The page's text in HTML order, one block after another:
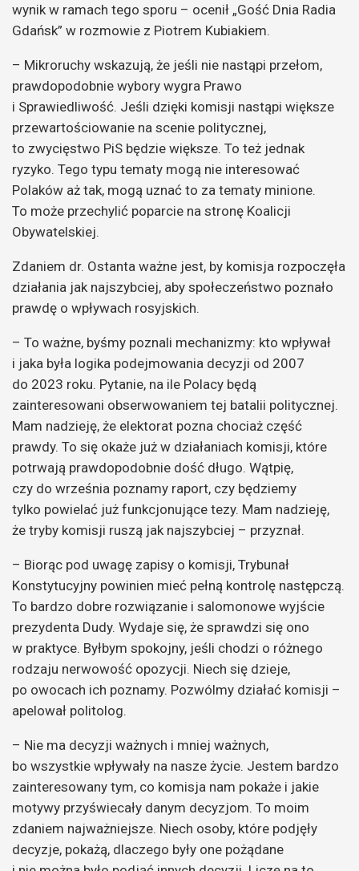
wynik w ramach tego sporu – ocenił „Gość Dnia Radia
Gdańsk” w rozmowie z Piotrem Kubiakiem.
– Mikroruchy wskazują, że jeśli nie nastąpi przełom,
prawdopodobnie wybory wygra Prawo
i Sprawiedliwość. Jeśli dzięki komisji nastąpi większe
przewartościowanie na scenie politycznej,
to zwycięstwo PiS będzie większe. To też jednak
ryzyko. Tego typu tematy mogą nie interesować
Polaków aż tak, mogą uznać to za tematy minione.
To może przechylić poparcie na stronę Koalicji
Obywatelskiej.
Zdaniem dr. Ostanta ważne jest, by komisja rozpoczęła
działania jak najszybciej, aby społeczeństwo poznało
prawdę o wpływach rosyjskich.
– To ważne, byśmy poznali mechanizmy: kto wpływał
i jaka była logika podejmowania decyzji od 2007
do 2023 roku. Pytanie, na ile Polacy będą
zainteresowani obserwowaniem tej batalii politycznej.
Mam nadzieję, że elektorat pozna chociaż część
prawdy. To się okaże już w działaniach komisji, które
potrwają prawdopodobnie dość długo. Wątpię,
czy do września poznamy raport, czy będziemy
tylko powielać już funkcjonujące tezy. Mam nadzieję,
że tryby komisji ruszą jak najszybciej – przyznał.
– Biorąc pod uwagę zapisy o komisji, Trybunał
Konstytucyjny powinien mieć pełną kontrolę następczą.
To bardzo dobre rozwiązanie i salomonowe wyjście
prezydenta Dudy. Wydaje się, że sprawdzi się ono
w praktyce. Byłbym spokojny, jeśli chodzi o różnego
rodzaju nerwowość opozycji. Niech się dzieje,
po owocach ich poznamy. Pozwólmy działać komisji –
apelował politolog.
– Nie ma decyzji ważnych i mniej ważnych,
bo wszystkie wpływały na nasze życie. Jestem bardzo
zainteresowany tym, co komisja nam pokaże i jakie
motywy przyświecały danym decyzjom. To moim
zdaniem najważniejsze. Niech osoby, które podjęły
decyzje, pokażą, dlaczego były one pożądane